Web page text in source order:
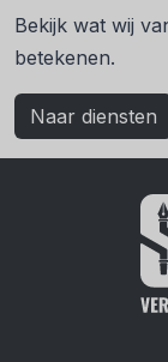
Bekijk wat wij
betekenen.
Naar diensten